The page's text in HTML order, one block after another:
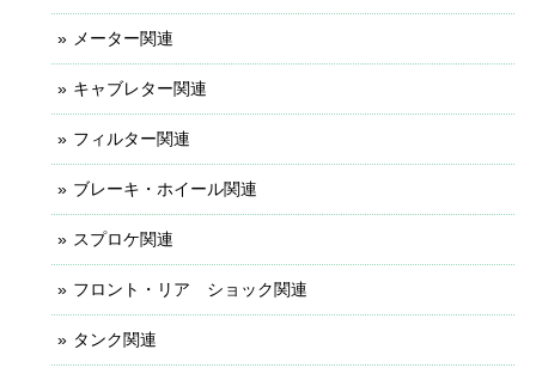
メーター関連
キャブレター関連
フィルター関連
ブレーキ・ホイール関連
スプロケ関連
フロント・リア ショック関連
タンク関連